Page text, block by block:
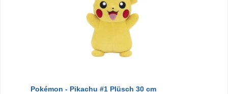
Pokémon - Pikachu #1 Plüsch 30 cm